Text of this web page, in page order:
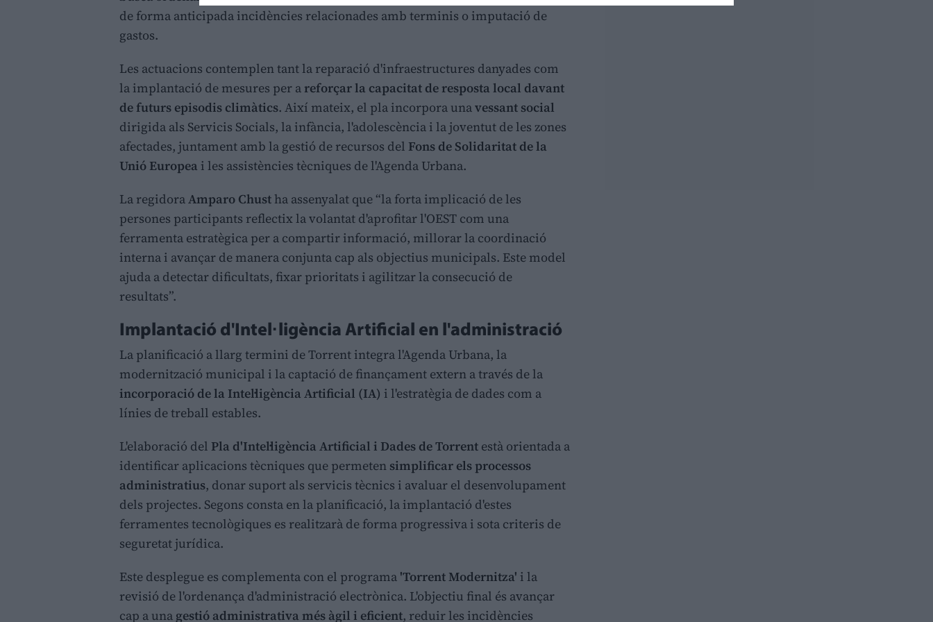
de forma anticipada incidències relacionades amb terminis o imputació de
gastos.
Les actuacions contemplen tant la reparació d'infraestructures danyades com
la implantació de mesures per areforçar la capacitat de resposta local davant
de futurs episodis climàtics. Així mateix, el pla incorpora unavessant social
dirigida als Servicis Socials, la infància, l'adolescència i la joventut de les zones
afectades, juntament amb la gestió de recursos del Fons de Solidaritat de la
Unió Europea i les assistències tècniques de l'Agenda Urbana.
La regidoraAmparo Chust ha assenyalat que “la forta implicació de les
persones participants reflectix la volantat d'aprofitar l'OEST com una
ferramenta estratègica per a compartir informació, millorar la coordinació
interna i avançar de manera conjunta cap als objectius municipals. Este model
ajuda a detectar dificultats, fixar prioritats i agilitzar la consecució de
resultats”.
Implantació d'Intel·ligència Artificial en l'administració
La planificació a llarg termini de Torrent integra l'Agenda Urbana, la
modernització municipal i la captació de finançament extern a través de la
incorporació de la Intel·ligència Artificial (IA) i l'estratègia de dades com a
línies de treball estables.
L'elaboració del Pla d'Intel·ligència Artificial i Dades de Torrent està orientada a
identificar aplicacions tècniques que permeten simplificar els processos
administratius, donar suport als servicis tècnics i avaluar el desenvolupament
dels projectes. Segons consta en la planificació, la implantació d'estes
ferramentes tecnològiques es realitzarà de forma progressiva i sota criteris de
seguretat jurídica.
Este desplegue es complementa con el programa 'Torrent Modernitza' i la
revisió de l'ordenança d'administració electrònica. L'objectiu final és avançar
cap a una gestió administrativa més àgil i eficient, reduir les incidències